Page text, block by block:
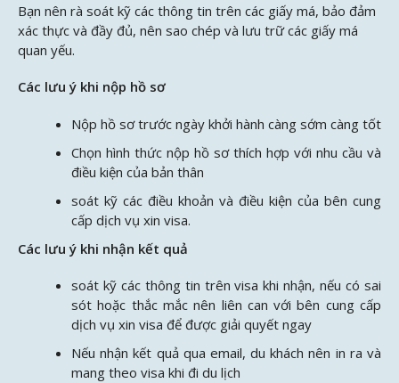
Bạn nên rà soát kỹ các thông tin trên các giấy má, bảo đảm
xác thực và đầy đủ, nên sao chép và lưu trữ các giấy má
quan yếu.
Các lưu ý khi nộp hồ sơ
Nộp hồ sơ trước ngày khởi hành càng sớm càng tốt
Chọn hình thức nộp hồ sơ thích hợp với nhu cầu và
điều kiện của bản thân
soát kỹ các điều khoản và điều kiện của bên cung
cấp dịch vụ xin visa.
Các lưu ý khi nhận kết quả
soát kỹ các thông tin trên visa khi nhận, nếu có sai
sót hoặc thắc mắc nên liên can với bên cung cấp
dịch vụ xin visa để được giải quyết ngay
Nếu nhận kết quả qua email, du khách nên in ra và
mang theo visa khi đi du lịch